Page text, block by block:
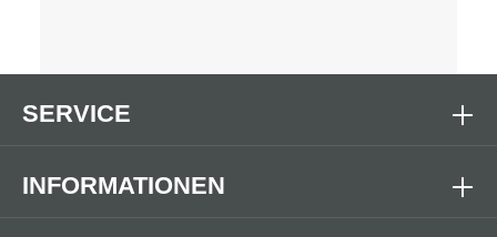
SERVICE
INFORMATIONEN